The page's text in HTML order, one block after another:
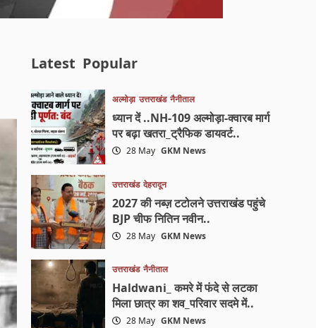
Latest Popular
अल्मोड़ा उत्तराखंड नैनीताल
ध्यान दें ..NH-109 अल्मोड़ा-क्वारब मार्ग
पर बढ़ा खतरा_ट्रैफिक डायवर्ट..
28 May GKM News
उत्तराखंड देहरादून
2027 की नब्ज़ टटोलने उत्तराखंड पहुंचे
BJP चीफ नितिन नवीन..
28 May GKM News
उत्तराखंड नैनीताल
Haldwani_ कमरे में फंदे से लटका
मिला छात्र का शव_परिवार सदमे में..
28 May GKM News